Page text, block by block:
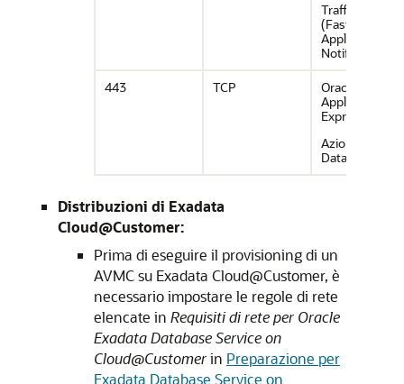
Traffico FAN
(Fast
Application
Notification)
443
TCP
Oracle
Application
Express
Azioni di
Database
Distribuzioni di Exadata
Cloud@Customer:
Prima di eseguire il provisioning di un
AVMC su Exadata Cloud@Customer, è
necessario impostare le regole di rete
elencate in Requisiti di rete per Oracle
Exadata Database Service on
Cloud@Customerin Preparazione per
Exadata Database Service on